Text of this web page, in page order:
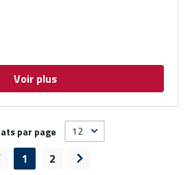
Voir plus
par page
précédente
1 2 Page suivante